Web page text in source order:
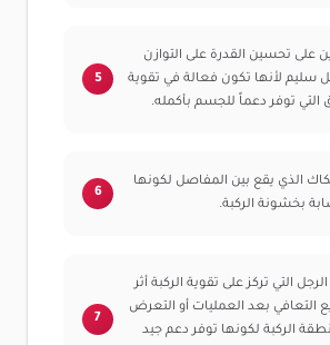
على تحسين القدرة على التوازن
لأنها تكون فعالة في تقوية
توفر دعماً للجسم بأكمله.
الذي يقع بين المفاصل لكونها
بخشونة الركبة.
التي تركز على تقوية الركبة أثر
التعافي بعد العمليات أو التعرض
الركبة لكونها توفر دعم جيد